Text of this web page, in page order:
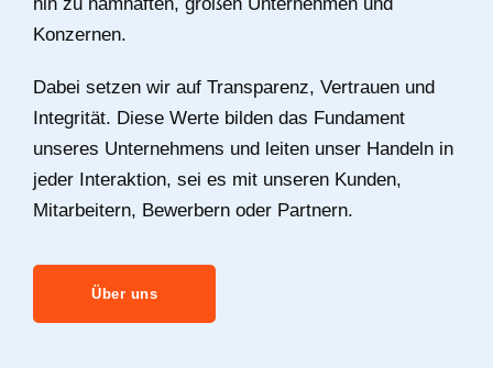
Konzernen.
Dabei setzen wir auf Transparenz, Vertrauen und
Integrität. Diese Werte bilden das Fundament
unseres Unternehmens und leiten unser Handeln in
jeder Interaktion, sei es mit unseren Kunden,
Mitarbeitern, Bewerbern oder Partnern.
Über uns